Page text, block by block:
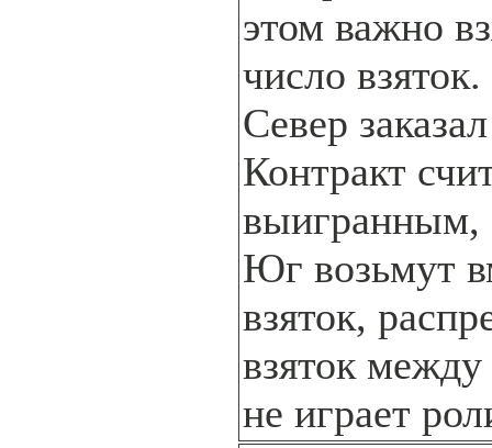
этом важно
число
Север
Контракт
выигранным,
Юг возьмут
взяток,
взяток
не играет